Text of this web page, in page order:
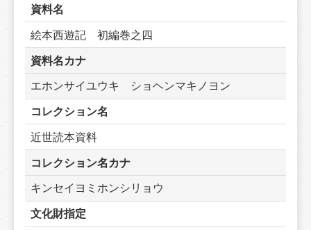
資料名
絵本西遊記　初編巻之四
資料名カナ
エホンサイユウキ　ショヘンマキノヨン
コレクション名
近世読本資料
コレクション名カナ
キンセイヨミホンシリョウ
文化財指定